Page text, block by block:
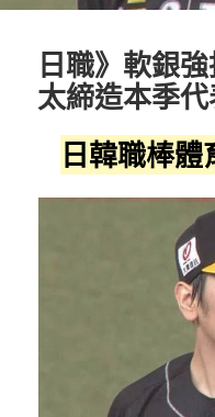
日職》軟銀
太締造本季
日韓職棒